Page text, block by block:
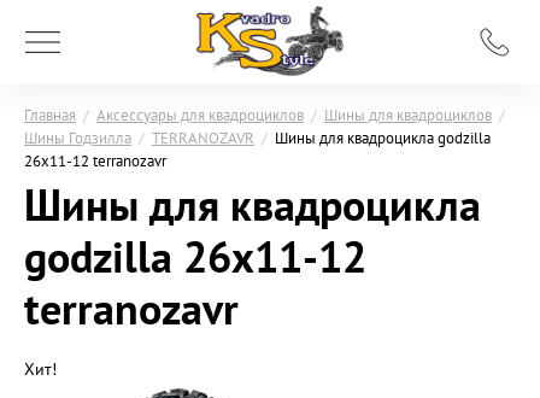
Главная / Аксессуары для квадроциклов / Шины для квадроциклов /
Шины Годзилла / TERRANOZAVR / Шины для квадроцикла godzilla
26х11-12 terranozavr
Шины для квадроцикла
godzilla 26х11-12
terranozavr
Хит!